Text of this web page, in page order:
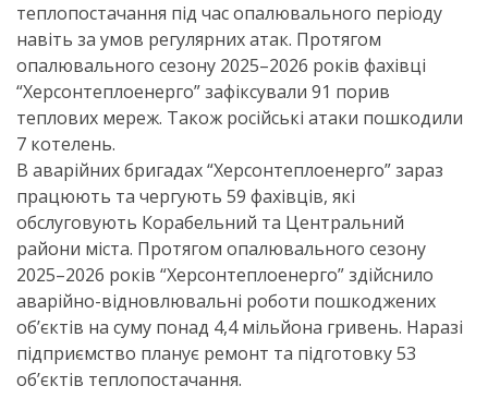
теплопостачання під час опалювального періоду
навіть за умов регулярних атак. Протягом
опалювального сезону 2025–2026 років фахівці
“Херсонтеплоенерго” зафіксували 91 порив
теплових мереж. Також російські атаки пошкодили
7 котелень.
В аварійних бригадах “Херсонтеплоенерго” зараз
працюють та чергують 59 фахівців, які
обслуговують Корабельний та Центральний
райони міста. Протягом опалювального сезону
2025–2026 років “Херсонтеплоенерго” здійснило
аварійно-відновлювальні роботи пошкоджених
об’єктів на суму понад 4,4 мільйона гривень. Наразі
підприємство планує ремонт та підготовку 53
об’єктів теплопостачання.